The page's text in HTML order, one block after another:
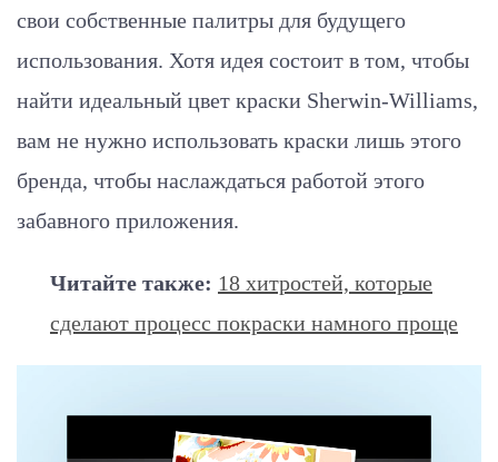
свои собственные палитры для будущего
использования. Хотя идея состоит в том, чтобы
найти идеальный цвет краски Sherwin-Williams,
вам не нужно использовать краски лишь этого
бренда, чтобы наслаждаться работой этого
забавного приложения.
Читайте также: 18 хитростей, которые
сделают процесс покраски намного проще